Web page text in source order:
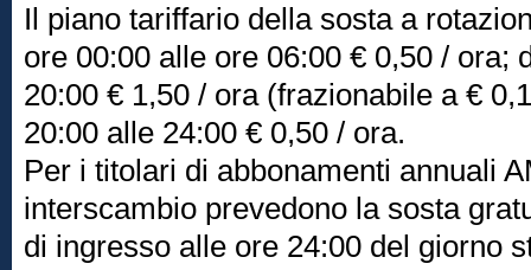
Il piano tariffario della sosta a
ore 00:00 alle ore 06:00 € 0,50 / ora;
20:00 € 1,50 / ora (frazionabile a €
20:00 alle 24:00 € 0,50 / ora.
Per i titolari di abbonamenti annuali
interscambio prevedono la sosta
di ingresso alle ore 24:00 del giorno